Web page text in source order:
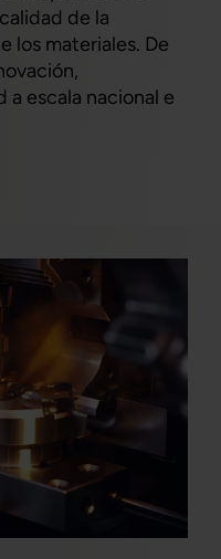
de la
los materiales. De
escala nacional e